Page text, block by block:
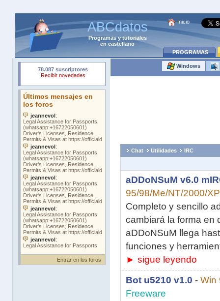
ABCdatos
Programasytutoriales
en castellano
Inicio
PROGRAMAS
Entrar en los foros
Windows
Chat Utilidades IRC
aDDoNSuM v6.0
95/98/Me/NT/2000/
Completo y sencillo
cambiará la forma en
aDDoNSuM llega
funciones y
► sigue leyendo
Bot u5210 v1.0 - Win
Freeware